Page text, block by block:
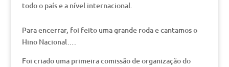
todo o país e a nível internacional.
Para encerrar, foi feito uma grande roda e cantamos o
Hino Nacional….
Foi criado uma primeira comissão de organização do